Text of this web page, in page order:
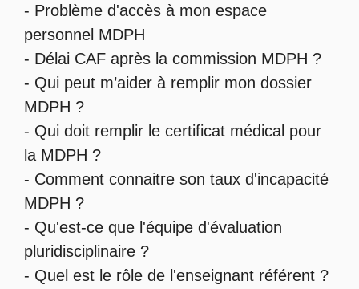
- Problème d'accès à mon espace
personnel MDPH
- Délai CAF après la commission MDPH ?
- Qui peut m’aider à remplir mon dossier
MDPH ?
- Qui doit remplir le certificat médical pour
la MDPH ?
- Comment connaitre son taux d'incapacité
MDPH ?
- Qu'est-ce que l'équipe d'évaluation
pluridisciplinaire ?
- Quel est le rôle de l'enseignant référent ?